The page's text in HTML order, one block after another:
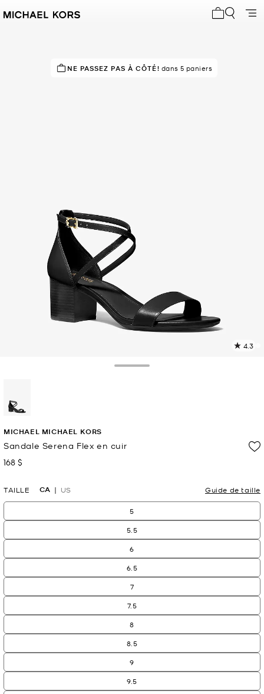
NE PASSEZ PAS À CÔTÉ! dans 5 paniers
4.3
MICHAEL MICHAEL KORS
Sandale Serena Flex en cuir
maintenant
168 $
TAILLE CA US Guide de taille
5
5.5
6
6.5
7
7.5
8
8.5
9
9.5